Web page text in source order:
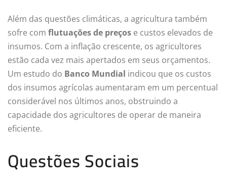
Além das questões climáticas, a agricultura também
sofre com flutuações de preços e custos elevados de
insumos. Com a inflação crescente, os agricultores
estão cada vez mais apertados em seus orçamentos.
Um estudo do Banco Mundial indicou que os custos
dos insumos agrícolas aumentaram em um percentual
considerável nos últimos anos, obstruindo a
capacidade dos agricultores de operar de maneira
eficiente.
Questões Sociais